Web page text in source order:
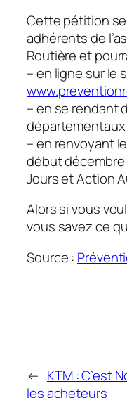
Cette pétition
adhérents de
Routière et
– en ligne sur le
– en se rendant
départementaux
– en renvoyant
début décembre
Jours et Action
Alors si vous
vous savez ce
Source :
← KTM : C’est
les acheteurs